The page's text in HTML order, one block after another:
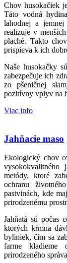
Chov husokačiek
Táto vodná
lahodnej a
realizuje v
plaché. Takto
prispieva k ich
Naše husokačky
zabezpečuje ich
zo pšeničnej
pozitívny vplyv na
Viac info
Jahňacie maso
Ekologický chov
vysokokvalitného
metódy, ktoré
ochranu
pastvinách, kde
prirodzenému
Jahňatá sú počas
ktorých kŕmna
byliniek, čím sa
farme kladieme
prirodzeného